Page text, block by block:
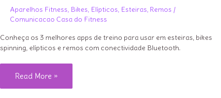
Aparelhos Fitness, Bikes, Elípticos, Esteiras, Remos /
Comunicacao Casa do Fitness
Conheça os 3 melhores apps de treino para usar em esteiras, bikes
spinning, elípticos e remos com conectividade Bluetooth.
Top
3
Read More »